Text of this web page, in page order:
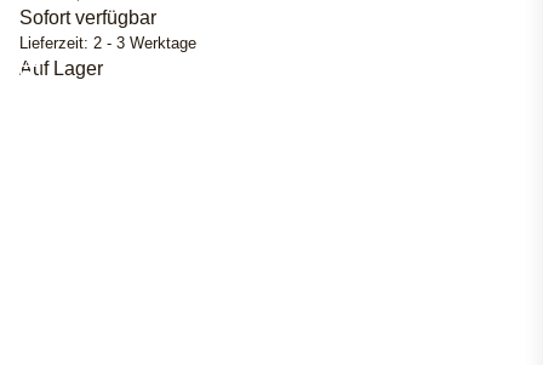
Sofort verfügbar
Lieferzeit: 2 - 3 Werktage
Auf Lager